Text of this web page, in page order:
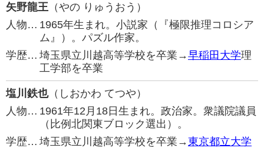
矢野龍王 （やの りゅうおう）
人物… 1965年生まれ。小説家（『極限推理コロシア
ム』）。パズル作家。
学歴… 埼玉県立川越高等学校を卒業→早稲田大学理
工学部を卒業
塩川鉄也（しおかわ てつや）
人物… 1961年12月18日生まれ。政治家。衆議院議員
（比例北関東ブロック選出）。
学歴… 埼玉県立川越高等学校を卒業→東京都立大学